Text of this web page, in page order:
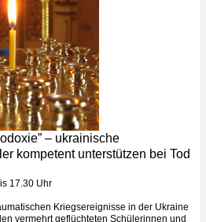
– ukrainische
kompetent unterstützen bei Tod
17.30 Uhr
Kriegsereignisse in der Ukraine
vermehrt geflüchteten Schülerinnen und